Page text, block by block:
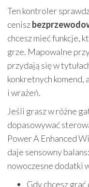
Ten kontroler
cenisz
chcesz mieć funkcje,
grze. Mapowalne
przydają się w
konkretnych komend,
i wrażeń.
Jeśli grasz w różne
dopasowywać
Power A Enhanced
daje sensowny
nowoczesne dodatki
Gdy chcesz